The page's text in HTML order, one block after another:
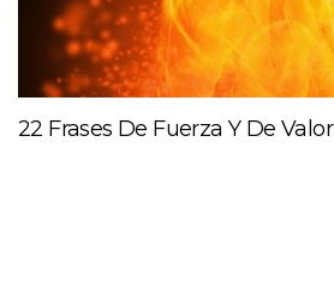
22 Frases De Fuerza Y De Valor